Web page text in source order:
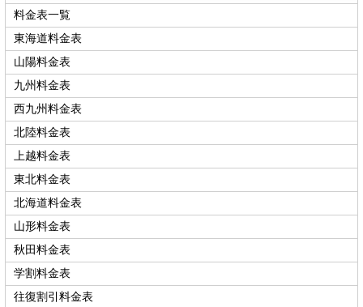
料金表一覧
東海道料金表
山陽料金表
九州料金表
西九州料金表
北陸料金表
上越料金表
東北料金表
北海道料金表
山形料金表
秋田料金表
学割料金表
往復割引料金表